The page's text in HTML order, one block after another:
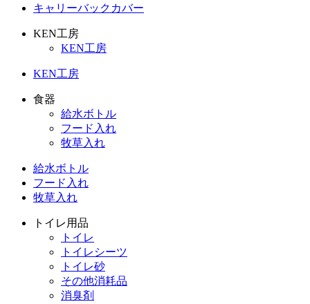
キャリーバックカバー
KEN工房
KEN工房
KEN工房
食器
給水ボトル
フード入れ
牧草入れ
給水ボトル
フード入れ
牧草入れ
トイレ用品
トイレ
トイレシーツ
トイレ砂
その他消耗品
消臭剤